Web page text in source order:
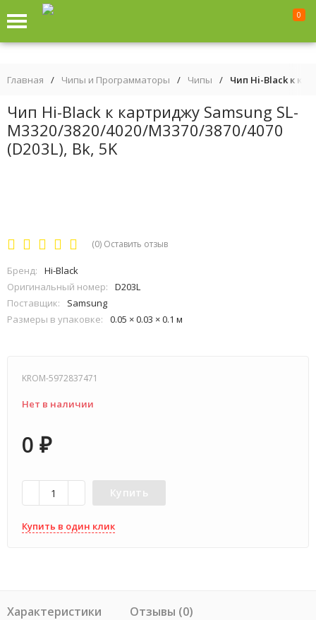
0
Главная / Чипы и Программаторы / Чипы / Чип Hi-Black к
Чип Hi-Black к картриджу Samsung SL-
M3320/3820/4020/M3370/3870/4070
(D203L), Bk, 5K
(0) Оставить отзыв
Бренд:
Hi-Black
Оригинальный номер:
D203L
Поставщик:
Samsung
Размеры в упаковке:
0.05 × 0.03 × 0.1 м
KROM-5972837471
Нет в наличии
0 ₽
Купить
Купить в один клик
Характеристики Отзывы (0)